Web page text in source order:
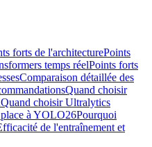
forts de l'architecturePoints
temps réelPoints forts
Comparaison détaillée des
Quand choisir
Quand choisir Ultralytics
à YOLO26Pourquoi
de l'entraînement et